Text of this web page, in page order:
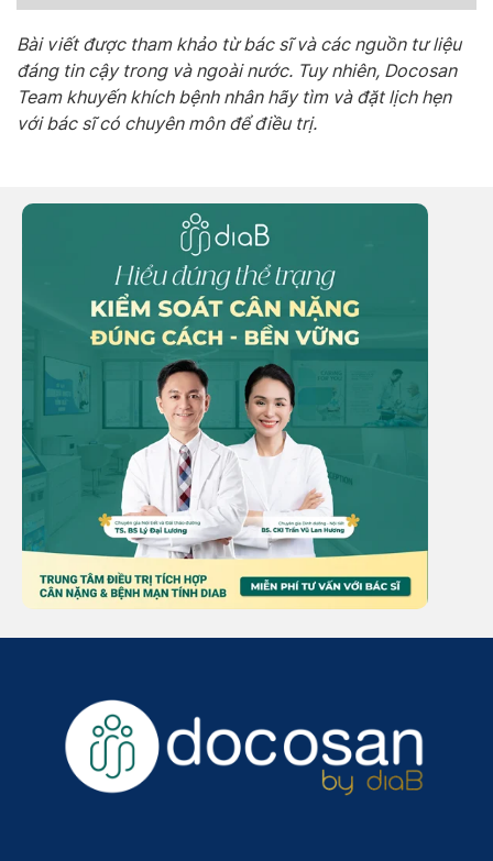
Bài viết được tham khảo từ bác sĩ và các nguồn tư liệu
đáng tin cậy trong và ngoài nước. Tuy nhiên, Docosan
Team khuyến khích bệnh nhân hãy tìm và đặt lịch hẹn
với bác sĩ có chuyên môn để điều trị.